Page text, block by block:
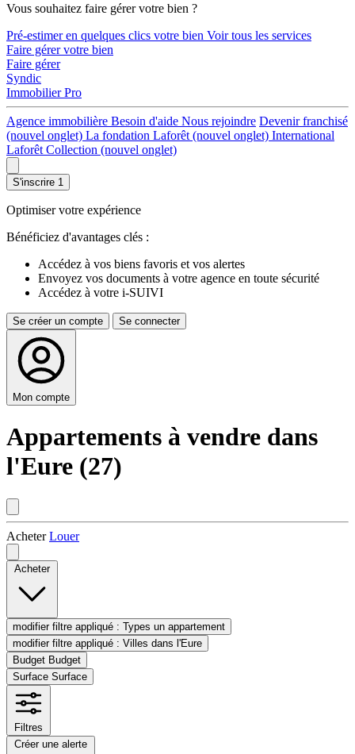
Vous souhaitez faire gérer votre bien ?
Pré-estimer en quelques clics votre bien Voir tous les services
Faire gérer votre bien
Faire gérer
Syndic
Immobilier Pro
Agence immobilière Besoin d'aide Nous rejoindre Devenir franchisé
(nouvel onglet) La fondation Laforêt (nouvel onglet) International
Laforêt Collection (nouvel onglet)
S'inscrire 1
Optimiser votre expérience
Bénéficiez d'avantages clés :
Accédez à vos biens favoris et vos alertes
Envoyez vos documents à votre agence en toute sécurité
Accédez à votre i-SUIVI
Se créer un compte Se connecter
Mon compte
Appartements à vendre dans
l'Eure (27)
AcheterLouer
Acheter
modifier filtre appliqué : Types un appartement
modifier filtre appliqué : Villes dans l'Eure
Budget Budget
Surface Surface
Filtres
Créer une alerte